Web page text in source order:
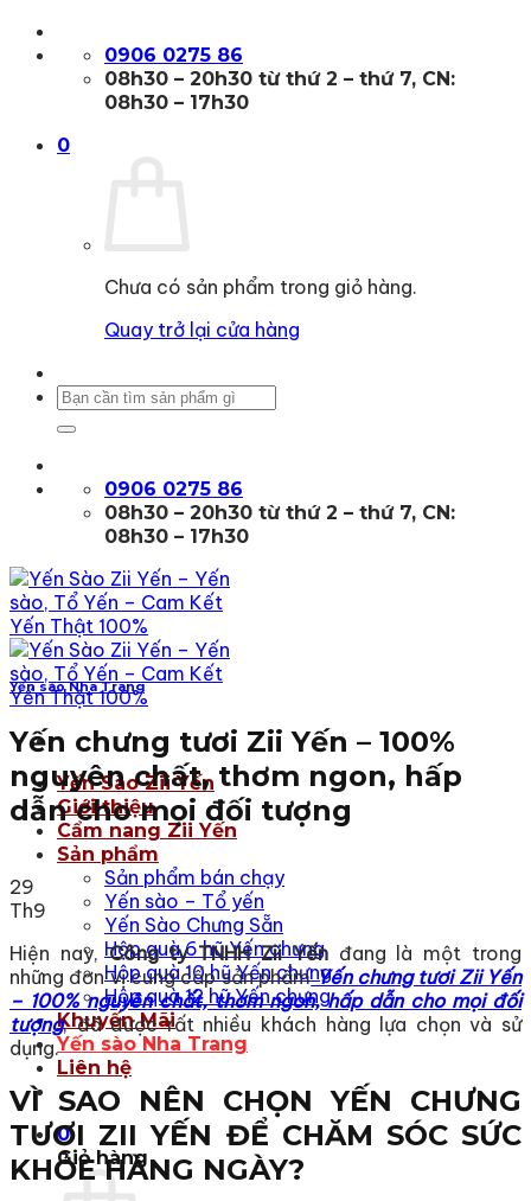
qua
0906 0275 86
08h30 – 20h30 từ thứ 2 – thứ 7, CN:
08h30 – 17h30
0
Chưa có sản phẩm trong giỏ hàng.
Quay trở lại cửa hàng
Tìm
0906 0275 86
08h30 – 20h30 từ thứ 2 – thứ 7, CN:
08h30 – 17h30
Yến Sào Zii Yến
Giới thiệu
Cẩm nang Zii Yến
Sản phẩm
Sản phẩm bán chạy
Yến sào – Tổ yến
Yến Sào Chưng Sẵn
Hộp quà 6 hũ Yến chưng
Hộp quà 10 hũ Yến chưng
Hộp quà 12 hũ Yến chưng
Khuyến Mãi
Yến sào Nha Trang
Liên hệ
0
Giỏ hàng
Yến sào Nha Trang
Yến chưng tươi Zii Yến – 100%
nguyên chất, thơm ngon, hấp
dẫn cho mọi đối tượng
29
Th9
Hiện nay, Công ty TNHH Zii Yếnđang là một trong
những đơn vị cung cấp sản phẩmYến chưng tươi Zii Yến
– 100% nguyên chất, thơm ngon, hấp dẫn cho mọi đối
tượng, đã được rất nhiều khách hàng lựa chọn và sử
dụng.
VÌ SAO NÊN CHỌN YẾN CHƯNG
TƯƠI ZII YẾN ĐỂ CHĂM SÓC SỨC
KHỎE HÀNG NGÀY?